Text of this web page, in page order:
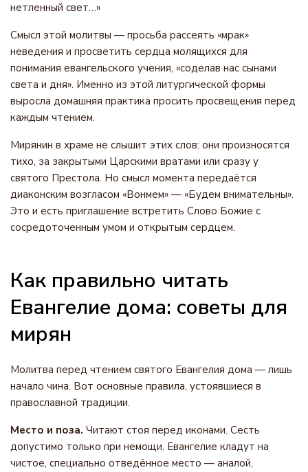
нетленный свет…»
Смысл этой молитвы — просьба рассеять «мрак»
неведения и просветить сердца молящихся для
понимания евангельского учения, «соделав нас сынами
света и дня». Именно из этой литургической формы
выросла домашняя практика просить просвещения перед
каждым чтением.
Мирянин в храме не слышит этих слов: они произносятся
тихо, за закрытыми Царскими вратами или сразу у
святого Престола. Но смысл момента передаётся
диаконским возгласом «Вонмем» — «Будем внимательны».
Это и есть приглашение встретить Слово Божие с
сосредоточенным умом и открытым сердцем.
Как правильно читать
Евангелие дома: советы для
мирян
Молитва перед чтением святого Евангелия дома — лишь
начало чина. Вот основные правила, устоявшиеся в
православной традиции.
Место и поза. Читают стоя перед иконами. Сесть
допустимо только при немощи. Евангелие кладут на
чистое, специально отведённое место — аналой,